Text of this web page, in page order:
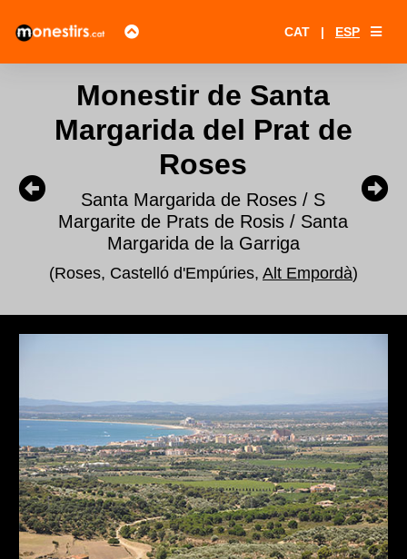
CAT | ESP
Monestir de Santa
Margarida del Prat de
Roses
Santa Margarida de Roses / S
Margarite de Prats de Rosis / Santa
Margarida de la Garriga
(Roses, Castelló d'Empúries, Alt Empordà)